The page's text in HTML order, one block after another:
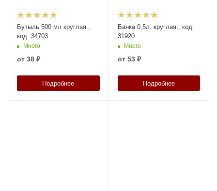
Бутыль 500 мл круглая ,
код: 34703
Много
от 38 ₽
Подробнее
Банка 0,5л. круглая,, код:
31920
Много
от 53 ₽
Подробнее